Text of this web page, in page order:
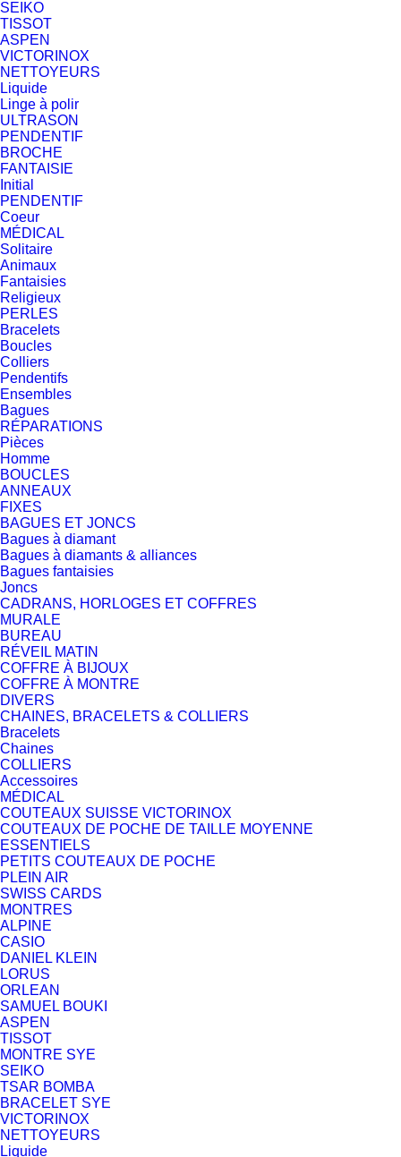
SEIKO
TISSOT
ASPEN
VICTORINOX
NETTOYEURS
Liquide
Linge à polir
ULTRASON
PENDENTIF
BROCHE
FANTAISIE
Initial
PENDENTIF
Coeur
MÉDICAL
Solitaire
Animaux
Fantaisies
Religieux
PERLES
Bracelets
Boucles
Colliers
Pendentifs
Ensembles
Bagues
RÉPARATIONS
Pièces
Homme
BOUCLES
ANNEAUX
FIXES
BAGUES ET JONCS
Bagues à diamant
Bagues à diamants & alliances
Bagues fantaisies
Joncs
CADRANS, HORLOGES ET COFFRES
MURALE
BUREAU
RÉVEIL MATIN
COFFRE À BIJOUX
COFFRE À MONTRE
DIVERS
CHAINES, BRACELETS & COLLIERS
Bracelets
Chaines
COLLIERS
Accessoires
MÉDICAL
COUTEAUX SUISSE VICTORINOX
COUTEAUX DE POCHE DE TAILLE MOYENNE
ESSENTIELS
PETITS COUTEAUX DE POCHE
PLEIN AIR
SWISS CARDS
MONTRES
ALPINE
CASIO
DANIEL KLEIN
LORUS
ORLEAN
SAMUEL BOUKI
ASPEN
TISSOT
MONTRE SYE
SEIKO
TSAR BOMBA
BRACELET SYE
VICTORINOX
NETTOYEURS
Liquide